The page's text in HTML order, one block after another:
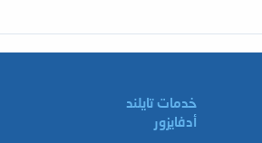
خدمات تايلند
أدفايزور